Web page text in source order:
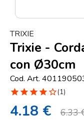
Punti
Blog
e
news
TRIXIE
Trixie -
con Ø30cm
Cod. Art.
star star star star star_border(1)
4.18 € 6.33